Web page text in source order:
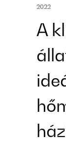
2022
A